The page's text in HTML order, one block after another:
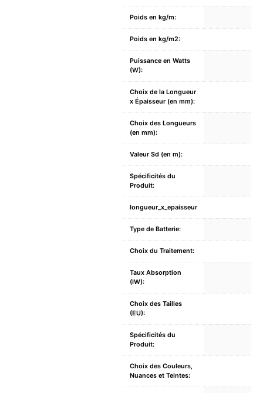
Poids en kg/m:
Poids en kg/m2:
Puissance en Watts
(W):
Choix de la Longueur
x Épaisseur (en mm):
Choix des Longueurs
(en mm):
Valeur Sd (en m):
Spécificités du
Produit:
longueur_x_epaisseur
Type de Batterie:
Choix du Traitement:
Taux Absorption
(IW):
Choix des Tailles
(EU):
Spécificités du
Produit:
Choix des Couleurs,
Nuances et Teintes: